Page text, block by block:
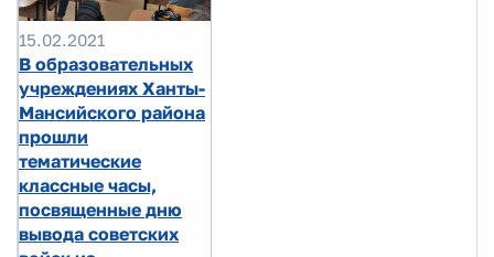
15.02.2021
В образовательных
учреждениях Ханты-
Мансийского района
прошли
тематические
классные часы,
посвященные дню
вывода советских